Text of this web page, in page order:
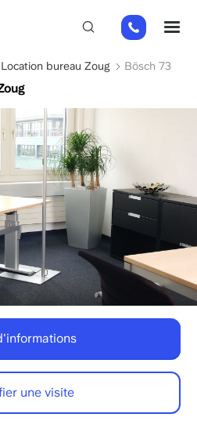
+49
151
26184223
Location bureau Zoug Bösch 73
une visite